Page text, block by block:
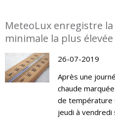
MeteoLux enregistre
minimale la plus
26-07-2019
Après une
chaude
de température
jeudi à vendredi